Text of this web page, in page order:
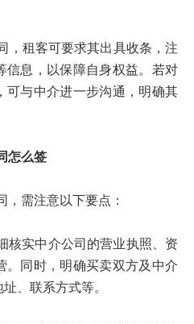
租客可要求其出具收条，注
信息，以保障自身权益。若对
可与中介进一步沟通，明确其
怎么签
需注意以下要点：
实中介公司的营业执照、资
。同时，明确买卖双方及中介
、联系方式等。